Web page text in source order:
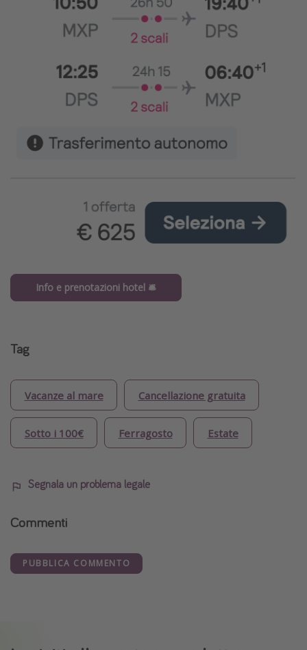
Info e prenotazioni hotel 🛎️
Tag
Vacanze al mare Cancellazione gratuita
Sotto i 100€ Ferragosto Estate
Segnala un problema legale
Commenti
PUBBLICA COMMENTO